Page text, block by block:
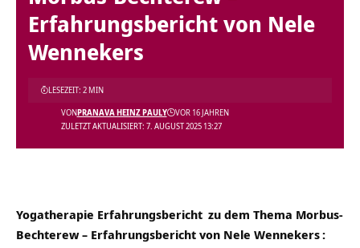
Erfahrungsbericht von Nele
Wennekers
ZULETZT AKTUALISIERT: 7. AUGUST 2025 13:27
VONPRANAVA HEINZ PAULY VOR 16 JAHREN
LESEZEIT: 2 MIN
Yogatherapie Erfahrungsbericht zu dem Thema Morbus-
Bechterew – Erfahrungsbericht von Nele Wennekers: